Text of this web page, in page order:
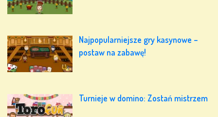
Najpopularniejsze gry kasynowe –
postaw na zabawę!
Turnieje w domino: Zostań mistrzem